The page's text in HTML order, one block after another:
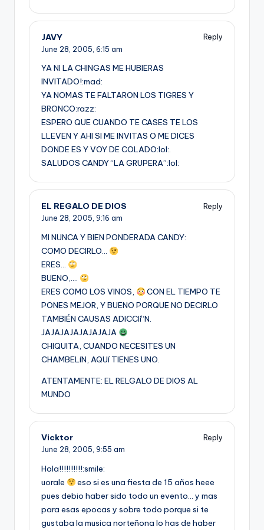
JAVY
Reply
June 28, 2005, 6:15 am
YA NI LA CHINGAS ME HUBIERAS
INVITADO!:mad:
YA NOMAS TE FALTARON LOS TIGRES Y
BRONCO:razz:
ESPERO QUE CUANDO TE CASES TE LOS
LLEVEN Y AHI SI ME INVITAS O ME DICES
DONDE ES Y VOY DE COLADO:lol:.
SALUDOS CANDY “LA GRUPERA”:lol:
EL REGALO DE DIOS
Reply
June 28, 2005, 9:16 am
MI NUNCA Y BIEN PONDERADA CANDY:
COMO DECIRLO…
ERES…
BUENO,….
ERES COMO LOS VINOS,
CON EL TIEMPO TE
PONES MEJOR, Y BUENO PORQUE NO DECIRLO
TAMBIÉN CAUSAS ADICCIí“N.
JAJAJAJAJAJAJAJA
CHIQUITA, CUANDO NECESITES UN
CHAMBELíN, AQUí TIENES UNO.
ATENTAMENTE: EL RELGALO DE DIOS AL
MUNDO
Vicktor
Reply
June 28, 2005, 9:55 am
Hola!!!!!!!!!!:smile:
uorale
eso si es una fiesta de 15 años heee
pues debio haber sido todo un evento… y mas
para esas epocas y sobre todo porque si te
gustaba la musica norteñona lo has de haber